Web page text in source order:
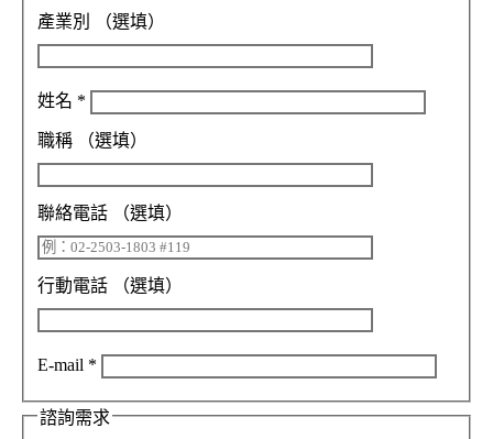
產業別 （選填）
姓名 *
職稱 （選填）
聯絡電話 （選填）
行動電話 （選填）
E-mail *
諮詢需求